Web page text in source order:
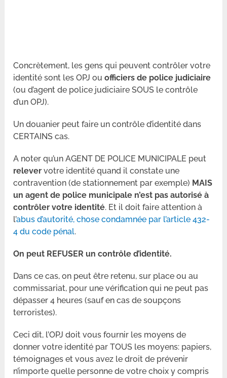
Concrètement, les gens qui peuvent contrôler votre
identité sont les OPJ ouofficiers de police judiciaire
(ou d’agent de police judiciaire SOUS le contrôle
d’un OPJ).
Un douanier peut faire un contrôle d’identité dans
CERTAINS cas.
A noter qu’un AGENT DE POLICE MUNICIPALE peut
relever votre identité quand il constate une
contravention (de stationnement par exemple) MAIS
un agent de police municipale n’est pas autorisé à
contrôler votre identité. Et il doit faire attention à
l’abus d’autorité, chose condamnée par l’article 432-
4 du code pénal.
On peut REFUSER un contrôle d’identité.
Dans ce cas, on peut être retenu, sur place ou au
commissariat, pour une vérification qui ne peut pas
dépasser 4 heures (sauf en cas de soupçons
terroristes).
Ceci dit, l’OPJ doit vous fournir les moyens de
donner votre identité par TOUS les moyens: papiers,
témoignages et vous avez le droit de prévenir
n’importe quelle personne de votre choix y compris